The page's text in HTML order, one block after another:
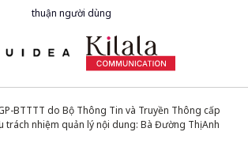
thuận người dùng
BTTTT do Bộ Thông Tin và Truyền Thông cấp
trách nhiệm quản lý nội dung: Bà Đường Thị Anh